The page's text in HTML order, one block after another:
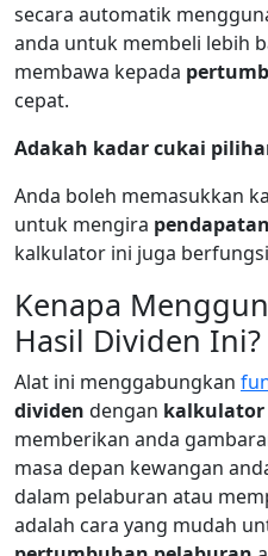
secara automatik
anda untuk membeli lebih
membawa kepada
cepat.
Adakah kadar cukai
Anda boleh memasukkan
untuk mengira
kalkulator ini juga
Kenapa
Hasil Dividen Ini?
Alat ini menggabungkan
dividen dengan kalkulator
memberikan anda
masa depan kewangan
dalam pelaburan atau
adalah cara yang mudah